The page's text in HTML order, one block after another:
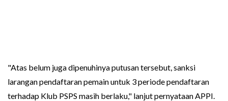
"Atas belum juga dipenuhinya putusan tersebut, sanksi
larangan pendaftaran pemain untuk 3 periode pendaftaran
terhadap Klub PSPS masih berlaku," lanjut pernyataan APPI.